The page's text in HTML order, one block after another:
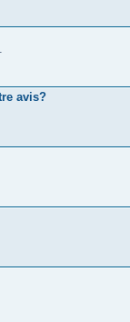
avis?